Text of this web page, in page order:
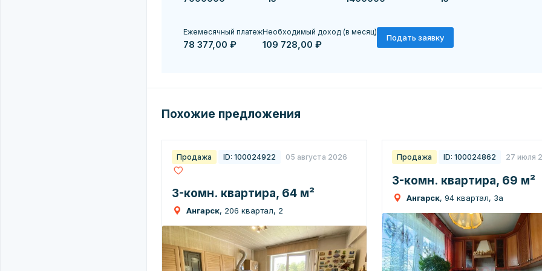
Ежемесячный платеж
78 377,00 ₽
Необходимый доход (в месяц)
109 728,00 ₽
Подать заявку
Похожие предложения
Продажа ID: 100024922 05 августа 2026
3-комн. квартира, 64 м²
Ангарск, 206 квартал, 2
Продажа ID: 100024862 27 июля
3-комн. квартира, 69 м²
Ангарск, 94 квартал, 3а